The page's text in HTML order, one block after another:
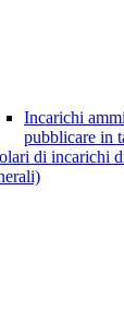
Incarichi
pubblicare in
di incarichi